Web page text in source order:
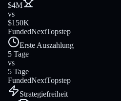
$4M
vs
$150K
FundedNextTopstep
Erste Auszahlung
5 Tage
vs
5 Tage
FundedNextTopstep
Strategiefreiheit